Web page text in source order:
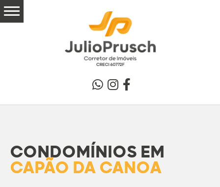
CONDOMÍNIOS EM
CAPÃO DA CANOA